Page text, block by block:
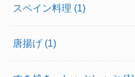
スペイン料理 (1)
唐揚げ (1)